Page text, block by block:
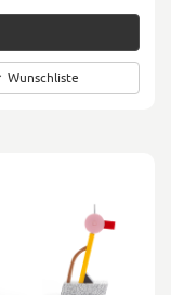
Wunschliste